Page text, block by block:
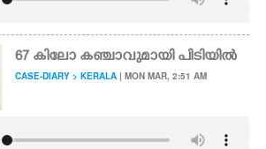
67 കിലോ കഞ്ചാവുമായി പിടിയിൽ
CASE-DIARY > KERALA | MON MAR, 2:51 AM